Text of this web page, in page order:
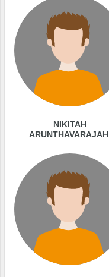
NIKITAH
ARUNTHAVARAJAH